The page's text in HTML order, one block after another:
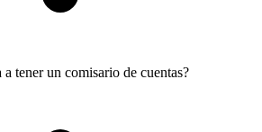
tener un comisario de cuentas?